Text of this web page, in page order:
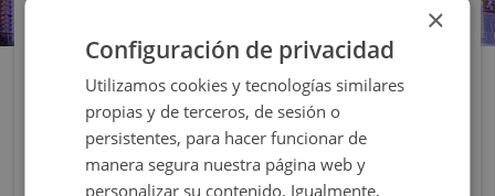
Filtros
×
Configuración de privacidad
Utilizamos cookies y tecnologías similares
propias y de terceros, de sesión o
persistentes, para hacer funcionar de
manera segura nuestra página web y
personalizar su contenido. Igualmente,